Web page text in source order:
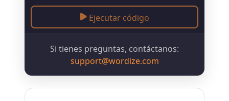
Ejecutar código
Si tienes preguntas, contáctanos:
support@wordize.com